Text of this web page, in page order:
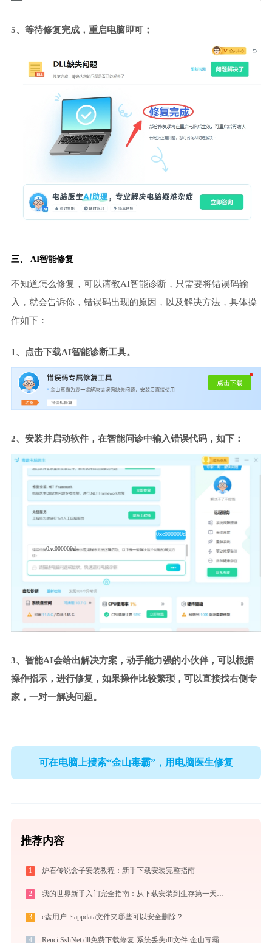
5、等待修复完成，重启电脑即可；
三、 AI智能修复
不知道怎么修复，可以请教AI智能诊断，只需要将错误码输
入，就会告诉你，错误码出现的原因，以及解决方法，具体操
作如下：
1、点击下载AI智能诊断工具。
2、安装并启动软件，在智能问诊中输入错误代码，如下：
0xc000000d
0xc000000d
3、智能AI会给出解决方案，动手能力强的小伙伴，可以根据
操作指示，进行修复，如果操作比较繁琐，可以直接找右侧专
家，一对一解决问题。
可在电脑上搜索“金山毒霸”，用电脑医生修复
推荐内容
1 炉石传说盒子安装教程：新手下载安装完整指南
2 我的世界新手入门完全指南：从下载安装到生存第一天，一篇讲透
3 c盘用户下appdata文件夹哪些可以安全删除？
4 Renci.SshNet.dll免费下载修复-系统丢失dll文件-金山毒霸